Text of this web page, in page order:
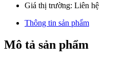
Giá thị trường: Liên hệ
Thông tin sản phẩm
Mô tả sản phẩm